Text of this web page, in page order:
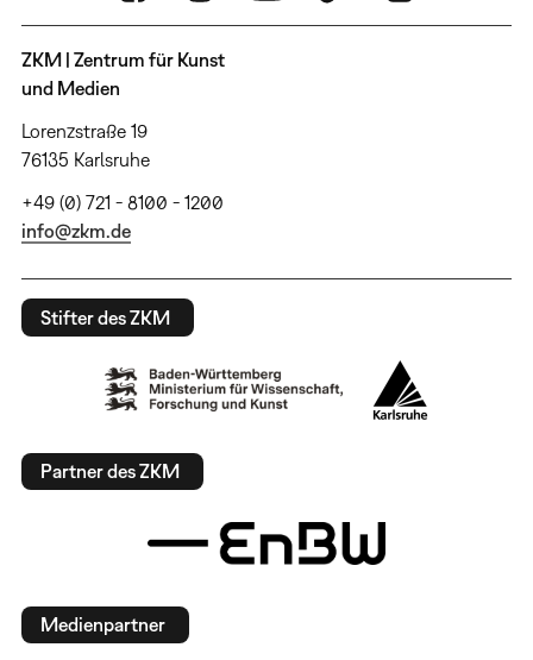
ZKM | Zentrum für Kunst
und Medien
Lorenzstraße 19
76135 Karlsruhe
+49 (0) 721 - 8100 - 1200
info@zkm.de
Stifter des ZKM
Partner des ZKM
Medienpartner